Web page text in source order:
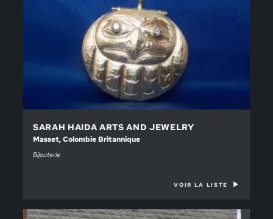
SARAH HAIDA ARTS AND JEWELRY
Masset, Colombie Britannique
Bijouterie
VOIR LA LISTE